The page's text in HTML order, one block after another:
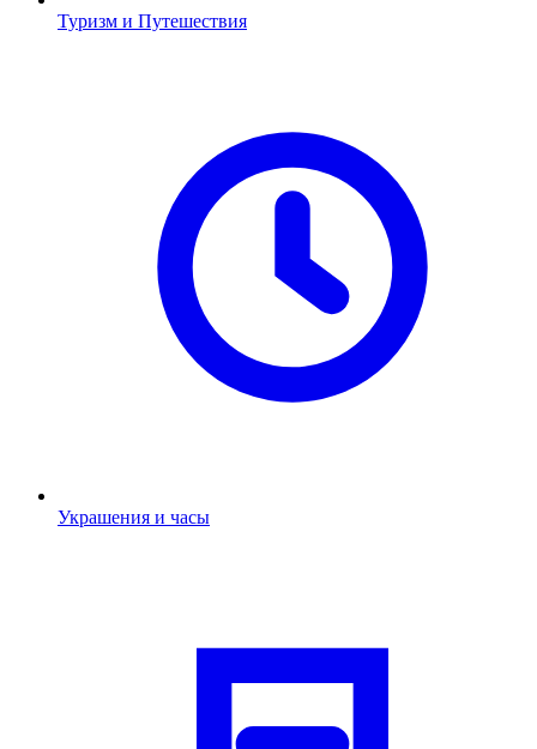
Туризм и Путешествия
Украшения и часы